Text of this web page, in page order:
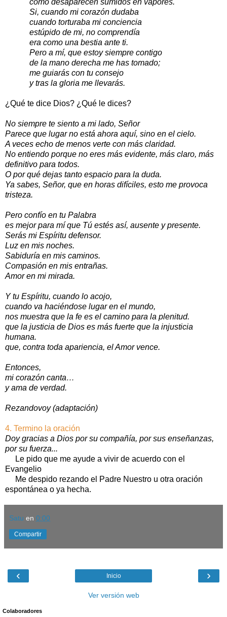
Si, cuando mi corazón dudaba
cuando torturaba mi conciencia
estúpido de mi, no comprendía
era como una bestia ante ti.
Pero a mí, que estoy siempre contigo
de la mano derecha me has tomado;
me guiarás con tu consejo
y tras la gloria me llevarás.
¿Qué te dice Dios? ¿Qué le dices?
No siempre te siento a mi lado, Señor
Parece que lugar no está ahora aquí, sino en el cielo.
A veces echo de menos verte con más claridad.
No entiendo porque no eres más evidente, más claro, más
definitivo para todos.
O por qué dejas tanto espacio para la duda.
Ya sabes, Señor, que en horas difíciles, esto me provoca
tristeza.
Pero confío en tu Palabra
es mejor para mí que Tú estés así, ausente y presente.
Serás mi Espíritu defensor.
Luz en mis noches.
Sabiduría en mis caminos.
Compasión en mis entrañas.
Amor en mi mirada.
Y tu Espíritu, cuando lo acojo,
cuando va haciéndose lugar en el mundo,
nos muestra que la fe es el camino para la plenitud.
que la justicia de Dios es más fuerte que la injusticia
humana.
que, contra toda apariencia, el Amor vence.
Entonces,
mi corazón canta…
y ama de verdad.
Rezandovoy (adaptación)
4. Termino la oración
Doy gracias a Dios por su compañía, por sus enseñanzas,
por su fuerza...
Le pido que me ayude a vivir de acuerdo con el
Evangelio
Me despido rezando el Padre Nuestro u otra oración
espontánea o ya hecha.
Satu en 0:00
Compartir
‹ ›
Inicio
Ver versión web
Colaboradores